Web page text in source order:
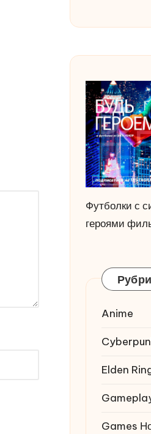
Футболки с
героями
Anime
Elden
Games